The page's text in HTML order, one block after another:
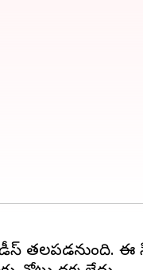
తలపడనుంది. ఈ